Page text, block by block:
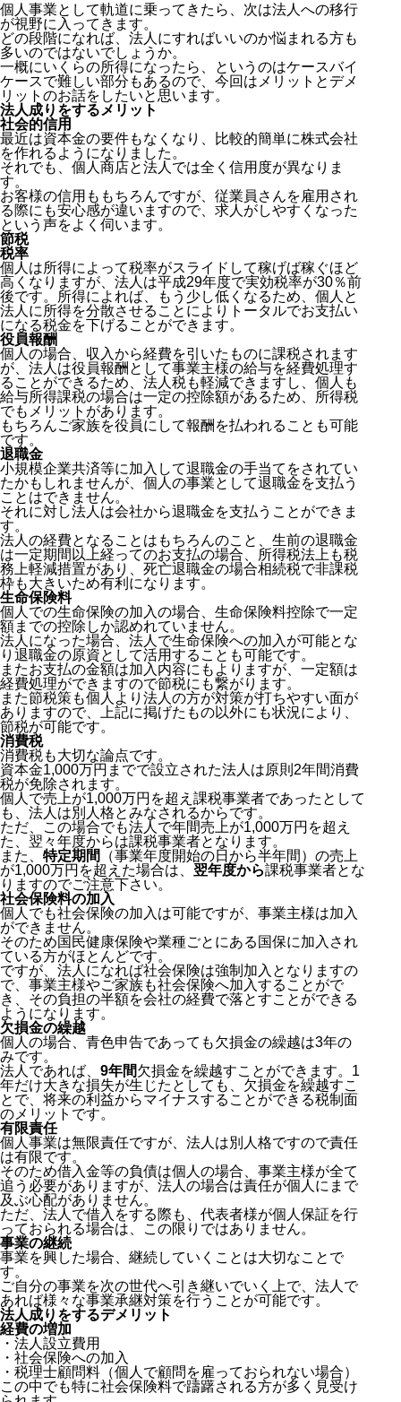
個人事業として軌道に乗ってきたら、次は法人への移行
が視野に入ってきます。
どの段階になれば、法人にすればいいのか悩まれる方も
多いのではないでしょうか。
一概にいくらの所得になったら、というのはケースバイ
ケースで難しい部分もあるので、今回はメリットとデメ
リットのお話をしたいと思います。
法人成りをするメリット
社会的信用
最近は資本金の要件もなくなり、比較的簡単に株式会社
を作れるようになりました。
それでも、個人商店と法人では全く信用度が異なりま
す。
お客様の信用ももちろんですが、従業員さんを雇用され
る際にも安心感が違いますので、求人がしやすくなった
という声をよく伺います。
節税
税率
個人は所得によって税率がスライドして稼げば稼ぐほど
高くなりますが、法人は平成29年度で実効税率が30％前
後です。所得によれば、もう少し低くなるため、個人と
法人に所得を分散させることによりトータルでお支払い
になる税金を下げることができます。
役員報酬
個人の場合、収入から経費を引いたものに課税されます
が、法人は役員報酬として事業主様の給与を経費処理す
ることができるため、法人税も軽減できますし、個人も
給与所得課税の場合は一定の控除額があるため、所得税
でもメリットがあります。
もちろんご家族を役員にして報酬を払われることも可能
です。
退職金
小規模企業共済等に加入して退職金の手当てをされてい
たかもしれませんが、個人の事業として退職金を支払う
ことはできません。
それに対し法人は会社から退職金を支払うことができま
す。
法人の経費となることはもちろんのこと、生前の退職金
は一定期間以上経ってのお支払の場合、所得税法上も税
務上軽減措置があり、死亡退職金の場合相続税で非課税
枠も大きいため有利になります。
生命保険料
個人での生命保険の加入の場合、生命保険料控除で一定
額までの控除しか認めれていません。
法人になった場合、法人で生命保険への加入が可能とな
り退職金の原資として活用することも可能です。
またお支払の金額は加入内容にもよりますが、一定額は
経費処理ができますので節税にも繋がります。
また節税策も個人より法人の方が対策が打ちやすい面が
ありますので、上記に掲げたもの以外にも状況により、
節税が可能です。
消費税
消費税も大切な論点です。
資本金1,000万円までで設立された法人は原則2年間消費
税が免除されます。
個人で売上が1,000万円を超え課税事業者であったとして
も、法人は別人格とみなされるからです。
ただ、この場合でも法人で年間売上が1,000万円を超え
た、翌々年度からは課税事業者となります。
また、 特定期間
（事業年度開始の日から半年間）の売上
が1,000万円を超えた場合は、 翌年度から課税事業者とな
りますのでご注意下さい。
社会保険料の加入
個人でも社会保険の加入は可能ですが、事業主様は加入
ができません。
そのため国民健康保険や業種ごとにある国保に加入され
ている方がほとんどです。
ですが、法人になれば社会保険は強制加入となりますの
で、事業主様やご家族も社会保険へ加入することがで
き、その負担の半額を会社の経費で落とすことができる
ようになります。
欠損金の繰越
個人の場合、青色申告であっても欠損金の繰越は3年の
みです。
法人であれば、 9年間欠損金を繰越すことができます。1
年だけ大きな損失が生じたとしても、欠損金を繰越すこ
とで、将来の利益からマイナスすることができる税制面
のメリットです。
有限責任
個人事業は無限責任ですが、法人は別人格ですので責任
は有限です。
そのため借入金等の負債は個人の場合、事業主様が全て
追う必要がありますが、法人の場合は責任が個人にまで
及ぶ心配がありません。
ただ、法人で借入をする際も、代表者様が個人保証を行
っておられる場合は、この限りではありません。
事業の継続
事業を興した場合、継続していくことは大切なことで
す。
ご自分の事業を次の世代へ引き継いでいく上で、法人で
あれば様々な事業承継対策を行うことが可能です。
法人成りをするデメリット
経費の増加
・法人設立費用
・社会保険への加入
・税理士顧問料（個人で顧問を雇っておられない場合）
この中でも特に社会保険料で躊躇される方が多く見受け